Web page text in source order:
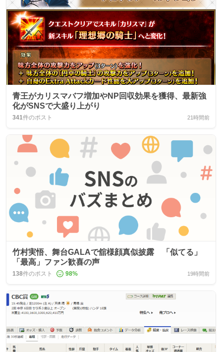
青王がカリスマバフ増加やNP回収効果を獲得、最新強
化がSNSで大盛り上がり
341件のポスト 21時間前
竹村実悟、舞台GALAで舘様顔真似披露 「似てる」
「最高」ファン歓喜の声
138件のポスト 98% 19時間前